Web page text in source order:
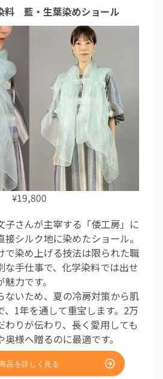
料 藍・生葉染めショール
¥19,800
子さんが主宰する「倭工房」に
シルク地に染めたショール。
で染め上げる技法は限られた職
な手仕事で、化学染料では出せ
力です。
ないため、夏の冷房対策から肌
、1年を通して重宝します。2万
わりが伝わり、長く愛用しても
様へ贈るのに最適です。